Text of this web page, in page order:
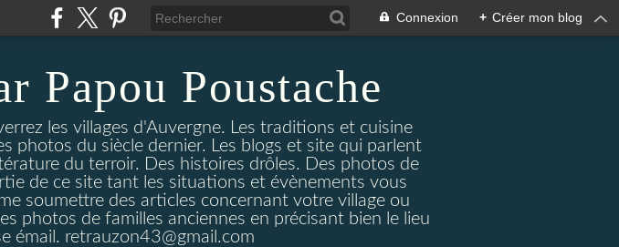
Connexion + Créer mon blog
Papou Poustache
les villages d'Auvergne. Les traditions et cuisine
photos du siècle dernier. Les blogs et site qui parlent
du terroir. Des histoires drôles. Des photos de
de ce site tant les situations et évènements vous
soumettre des articles concernant votre village ou
photos de familles anciennes en précisant bien le lieu
émail. retrauzon43@gmail.com